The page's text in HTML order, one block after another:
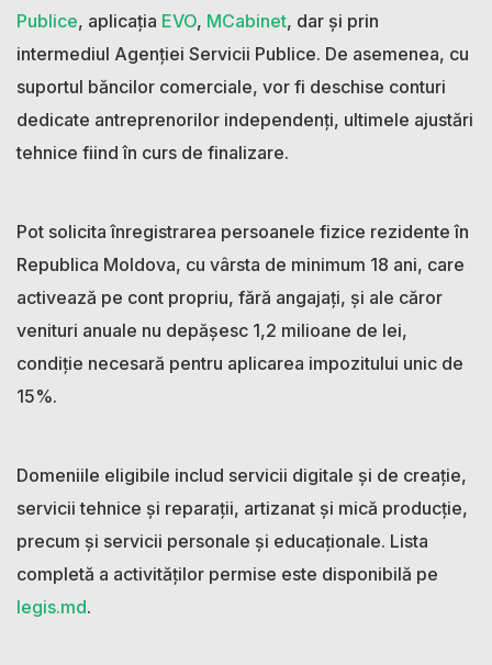
Publice, aplicația EVO, MCabinet, dar și prin
intermediul Agenției Servicii Publice. De asemenea, cu
suportul băncilor comerciale, vor fi deschise conturi
dedicate antreprenorilor independenți, ultimele ajustări
tehnice fiind în curs de finalizare.
Pot solicita înregistrarea persoanele fizice rezidente în
Republica Moldova, cu vârsta de minimum 18 ani, care
activează pe cont propriu, fără angajați, și ale căror
venituri anuale nu depășesc 1,2 milioane de lei,
condiție necesară pentru aplicarea impozitului unic de
15%.
Domeniile eligibile includ servicii digitale și de creație,
servicii tehnice și reparații, artizanat și mică producție,
precum și servicii personale și educaționale. Lista
completă a activităților permise este disponibilă pe
legis.md.